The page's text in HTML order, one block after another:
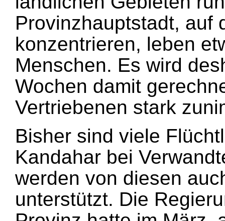
Provinzhauptstadt, auf
konzentrieren, leben
Menschen. Es wird
Wochen damit
Vertriebenen stark
Bisher sind viele
Kandahar bei
werden von diesen
unterstützt. Die